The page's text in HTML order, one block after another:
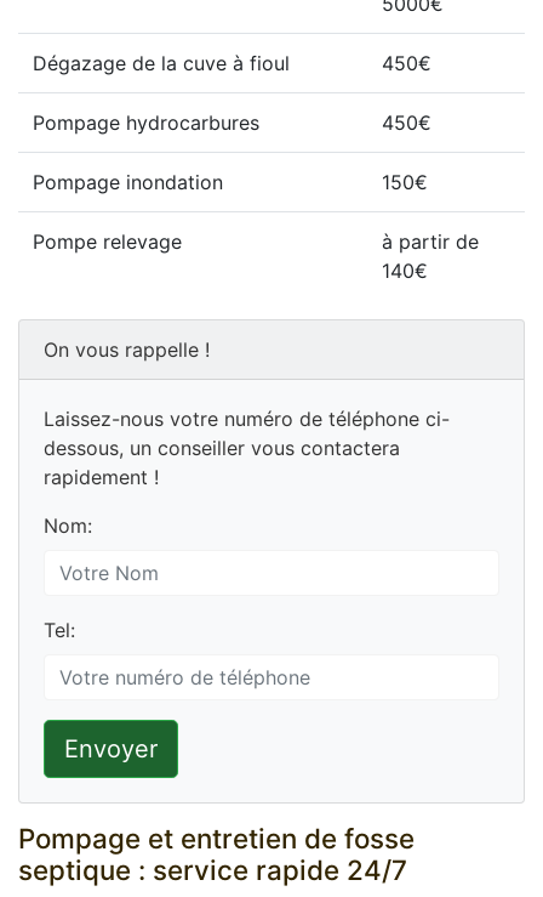
Dégazage de la cuve à fioul 450€
Pompage hydrocarbures 450€
Pompage inondation 150€
Pompe relevage
à partir de
140€
On vous rappelle !
Laissez-nous votre numéro de téléphone ci-
dessous, un conseiller vous contactera
rapidement !
Nom:
Tel:
Envoyer
Pompage et entretien de fosse
septique : service rapide 24/7